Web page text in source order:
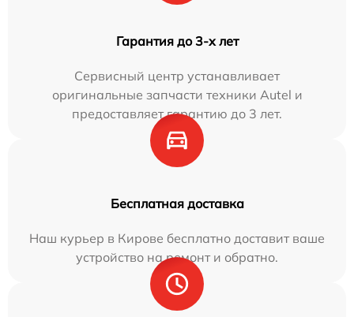
Гарантия до 3-х лет
Сервисный центр устанавливает
оригинальные запчасти техники Autel и
предоставляет гарантию до 3 лет.
Бесплатная доставка
Наш курьер в Кирове бесплатно доставит ваше
устройство на ремонт и обратно.